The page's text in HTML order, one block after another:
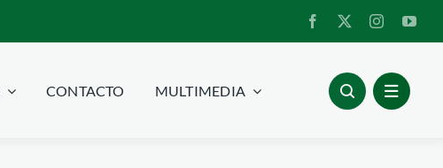
CONTACTO MULTIMEDIA